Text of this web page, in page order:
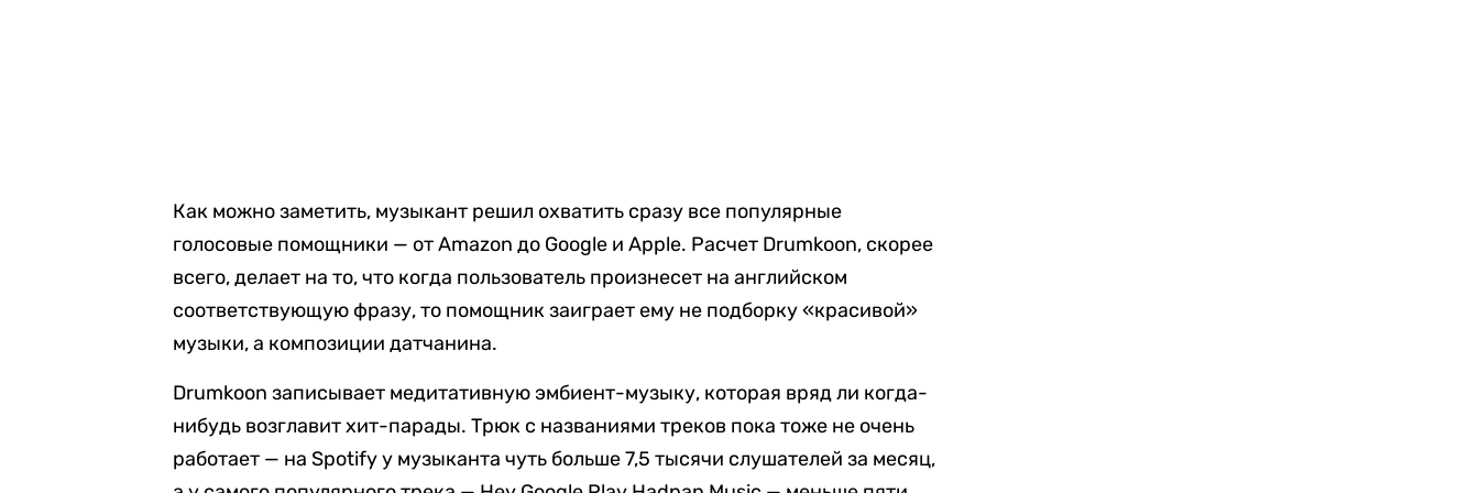
Как можно заметить, музыкант решил охватить сразу все популярные
голосовые помощники — от Amazon до Google и Apple. Расчет Drumkoon, скорее
всего, делает на то, что когда пользователь произнесет на английском
соответствующую фразу, то помощник заиграет ему не подборку «красивой»
музыки, а композиции датчанина.
Drumkoon записывает медитативную эмбиент-музыку, которая вряд ли когда-
нибудь возглавит хит-парады. Трюк с названиями треков пока тоже не очень
работает — на Spotify у музыканта чуть больше 7,5 тысячи слушателей за месяц,